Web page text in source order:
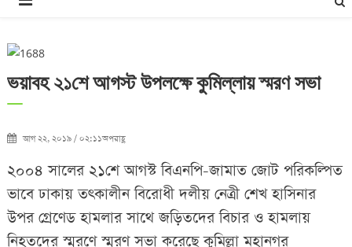
ভয়াবহ ২১শে আগস্ট উপলক্ষে কুমিল্লায় স্মরণ সভা
আগ ২২, ২০১৯ / ০২:১১অপরাহ্ণ
২০০৪ সালের ২১শে আগস্ট বিএনপি-জামাত জোট পরিকল্পিত
ভাবে ঢাকায় তৎকালীন বিরোধী দলীয় নেত্রী শেখ হাসিনার
উপর গ্রেণেড হামলার সাথে জড়িতদের বিচার ও হামলায়
নিহতদের স্মরণে স্মরণ সভা করেছে কুমিল্লা মহানগর